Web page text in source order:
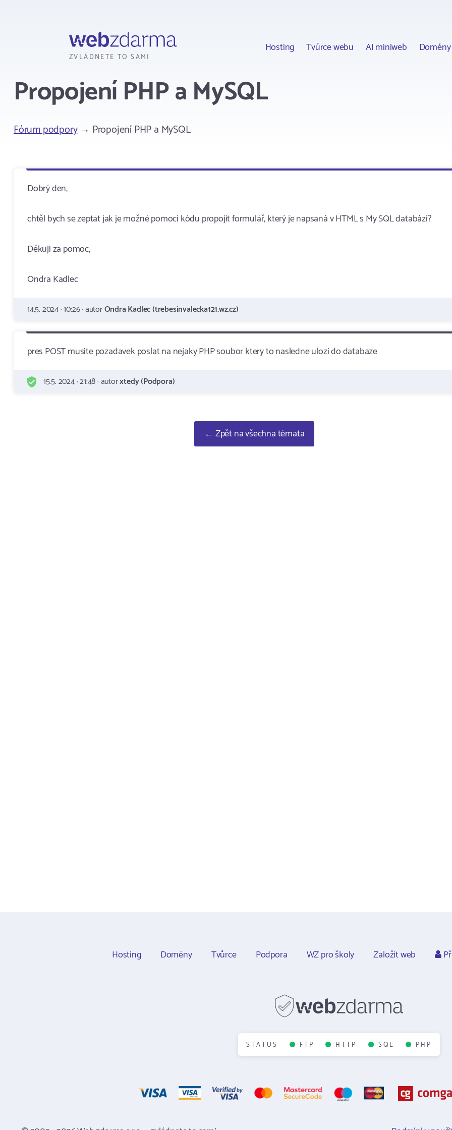
ZVLÁDNETE TO SAMI
Hosting Tvůrce webu AI miniweb Domény
Propojení PHP a MySQL
Fórum podpory→ Propojení PHP a MySQL
Dobrý den,
chtěl bych se zeptat jak je možné pomocí kódu propojit formulář, který je napsaná v HTML s My SQL databází?
Děkuji za pomoc,
Ondra Kadlec
14.5. 2024 · 10:26 · autorOndra Kadlec (trebesinvalecka121.wz.cz)
pres POST musite pozadavek poslat na nejaky PHP soubor ktery to nasledne ulozi do databaze
15.5. 2024 · 21:48 · autorxtedy (Podpora)
← Zpět na všechna témata
Hosting Domény Tvůrce Podpora WZ pro školy Založit web
STATUS FTP HTTP SQL PHP